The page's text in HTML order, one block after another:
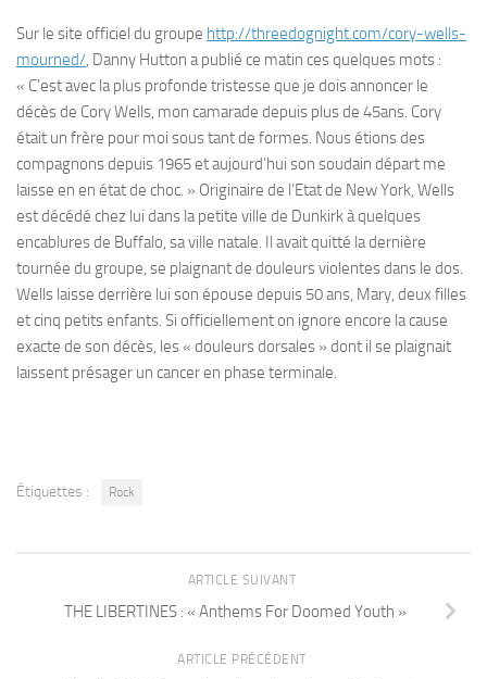
Sur le site officiel du groupe http://threedognight.com/cory-wells-
mourned/, Danny Hutton a publié ce matin ces quelques mots :
« C’est avec la plus profonde tristesse que je dois annoncer le
décès de Cory Wells, mon camarade depuis plus de 45ans. Cory
était un frère pour moi sous tant de formes. Nous étions des
compagnons depuis 1965 et aujourd’hui son soudain départ me
laisse en en état de choc. » Originaire de l’Etat de New York, Wells
est décédé chez lui dans la petite ville de Dunkirk à quelques
encablures de Buffalo, sa ville natale. Il avait quitté la dernière
tournée du groupe, se plaignant de douleurs violentes dans le dos.
Wells laisse derrière lui son épouse depuis 50 ans, Mary, deux filles
et cinq petits enfants. Si officiellement on ignore encore la cause
exacte de son décès, les « douleurs dorsales » dont il se plaignait
laissent présager un cancer en phase terminale.
Étiquettes : Rock
ARTICLE SUIVANT
THE LIBERTINES : « Anthems For Doomed Youth »
ARTICLE PRÉCÉDENT